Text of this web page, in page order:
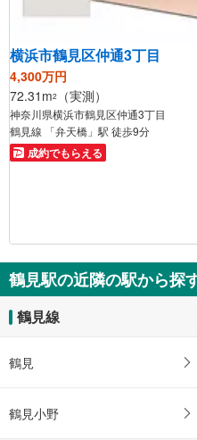
横浜市鶴見区仲通3丁目
4,300万円
72.31m2 （実測）
神奈川県横浜市鶴見区仲通3丁目
鶴見線 「弁天橋」駅 徒歩9分
成約でもらえる
鶴見駅の近隣の駅から探
鶴見線
鶴見
鶴見小野